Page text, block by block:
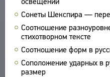
Сонеты Шекспира —
Соотношение
стихотворном тексте
Соотношение форм в
Соположение ударных в
размер
ЭНЦИКЛОПЕДИЯ
ТЕЗАУРУС
ФУНКЦИОНАЛЬНОСТЬ
ПОИСК